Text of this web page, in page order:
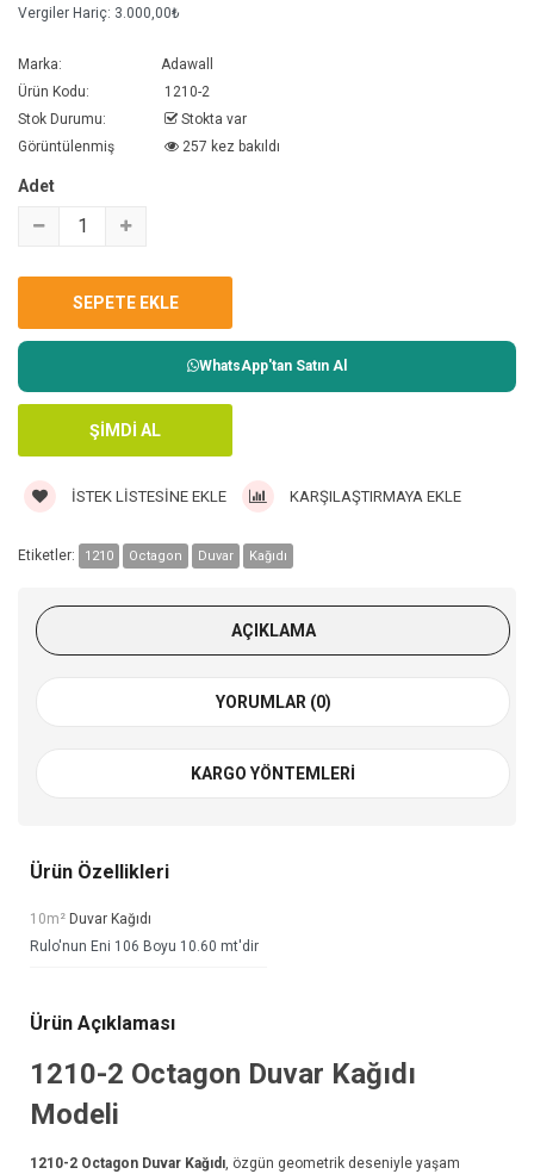
Vergiler Hariç: 3.000,00₺
Marka:
Adawall
Ürün Kodu:
1210-2
Stok Durumu:
Stokta var
Görüntülenmiş
257 kez bakıldı
Adet
WhatsApp'tan Satın Al
İSTEK LISTESINE EKLE KARŞILAŞTIRMAYA EKLE
Etiketler: 1210 Octagon Duvar Kağıdı
AÇIKLAMA
YORUMLAR (0)
KARGO YÖNTEMLERI
Ürün Özellikleri
10m² Duvar Kağıdı
Rulo'nun Eni 106 Boyu 10.60 mt'dir
Ürün Açıklaması
1210-2 Octagon Duvar Kağıdı
Modeli
1210-2 Octagon Duvar Kağıdı , özgün geometrik deseniyle yaşam